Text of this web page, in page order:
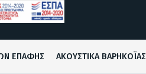
ΕΠΑΦΗΣ ΑΚΟΥΣΤΙΚΑ ΒΑΡΗΚΟΪΑΣ